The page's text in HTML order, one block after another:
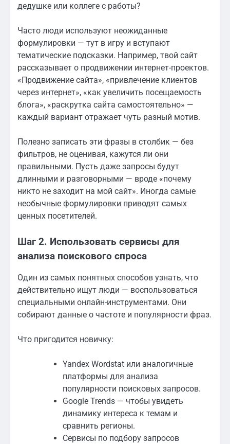
дедушке или коллеге с работы?
Часто люди используют неожиданные
формулировки — тут в игру и вступают
тематические подсказки. Например, твой сайт
рассказывает о продвижении интернет-проектов.
«Продвижение сайта», «привлечение клиентов
через интернет», «как увеличить посещаемость
блога», «раскрутка сайта самостоятельно» —
каждый вариант отражает чуть разный мотив.
Полезно записать эти фразы в столбик — без
фильтров, не оценивая, кажутся ли они
правильными. Пусть даже запросы будут
длинными и разговорными — вроде «почему
никто не заходит на мой сайт». Иногда самые
необычные формулировки приводят самых
ценных посетителей.
Шаг 2. Использовать сервисы для
анализа поискового спроса
Один из самых понятных способов узнать, что
действительно ищут люди — воспользоваться
специальными онлайн-инструментами. Они
собирают данные о частоте и популярности фраз.
Что пригодится новичку:
Yandex Wordstat или аналогичные
платформы для анализа
популярности поисковых запросов.
Google Trends — чтобы увидеть
динамику интереса к темам и
сравнить регионы.
Сервисы по подбору запросов